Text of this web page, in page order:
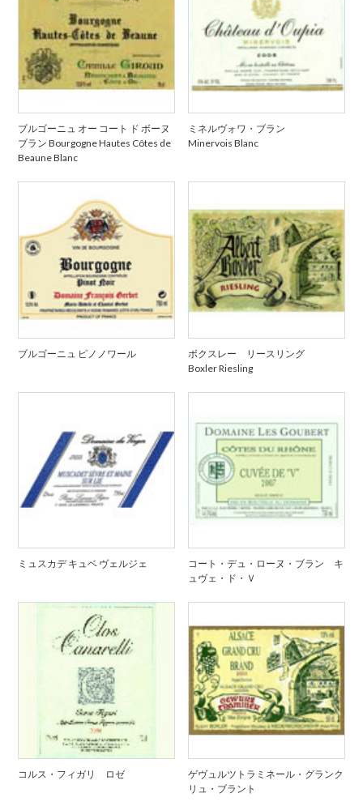
ブルゴーニュ オー コート ド ボーヌ
ブラン Bourgogne Hautes Côtes de
Beaune Blanc
ミネルヴォワ・ブラン
Minervois Blanc
ブルゴーニュ ピノノワール
ボクスレー リースリング
Boxler Riesling
ミュスカデ キュベ ヴェルジェ
コート・デュ・ローヌ・ブラン キ
ュヴェ・ド・Ｖ
コルス・フィガリ ロゼ
ゲヴュルツトラミネール・グランク
リュ・ブラント